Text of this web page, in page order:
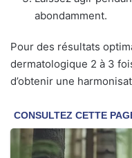
abondamment.
Pour des résultats
dermatologique 2 à 3
d’obtenir une